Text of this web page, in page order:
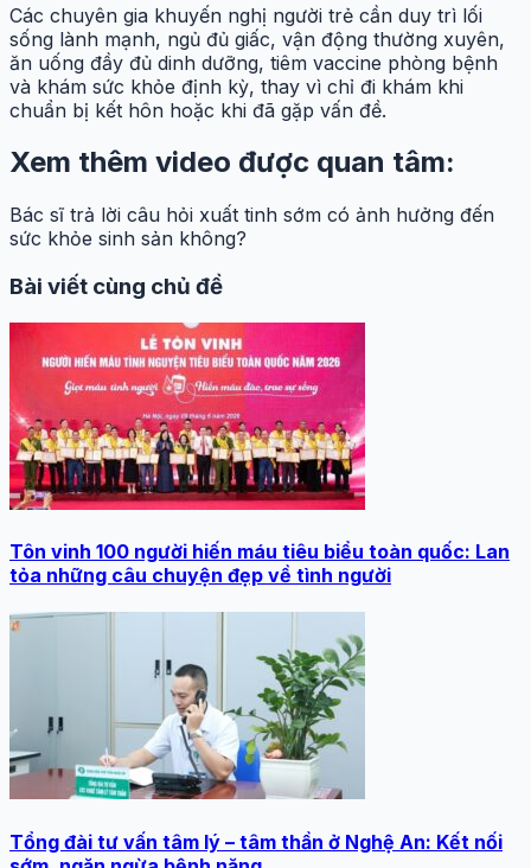
Các chuyên gia khuyến nghị người trẻ cần duy trì lối
sống lành mạnh, ngủ đủ giấc, vận động thường xuyên,
ăn uống đầy đủ dinh dưỡng, tiêm vaccine phòng bệnh
và khám sức khỏe định kỳ, thay vì chỉ đi khám khi
chuẩn bị kết hôn hoặc khi đã gặp vấn đề.
Xem thêm video được quan tâm:
Bác sĩ trả lời câu hỏi xuất tinh sớm có ảnh hưởng đến
sức khỏe sinh sản không?
Bài viết cùng chủ đề
Tôn vinh 100 người hiến máu tiêu biểu toàn quốc: Lan
tỏa những câu chuyện đẹp về tình người
Tổng đài tư vấn tâm lý – tâm thần ở Nghệ An: Kết nối